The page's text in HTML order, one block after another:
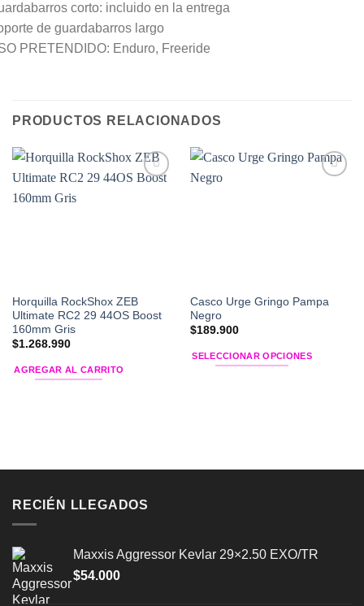
corto: incluido en la entrega
de guardabarros largo
PRETENDIDO: Enduro, Freeride
PRODUCTOS RELACIONADOS
Horquilla RockShox ZEB
Ultimate RC2 29 44OS Boost
160mm Gris
$1.268.990
AGREGAR AL CARRITO
Casco Urge Gringo Pampa
Negro
$189.900
SELECCIONAR OPCIONES
la
RECIÉN LLEGADOS
Maxxis Aggressor Kevlar 29×2.50 EXO/TR
$54.000